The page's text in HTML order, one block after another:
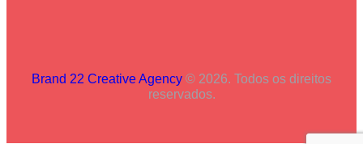
Brand 22 Creative Agency © 2026. Todos os direitos
reservados.